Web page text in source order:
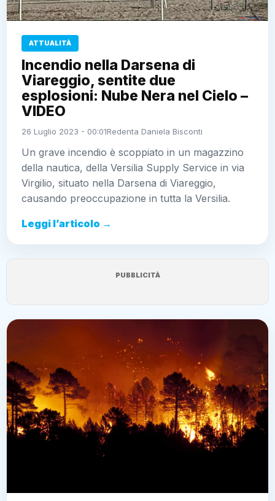
ATTUALITÀ
Incendio nella Darsena di
Viareggio, sentite due
esplosioni: Nube Nera nel Cielo –
VIDEO
26 Luglio 2023 - 00:01Redenta Daniela Bisconti
Un grave incendio è scoppiato in un magazzino
della nautica, della Versilia Supply Service in via
Virgilio, situato nella Darsena di Viareggio,
causando preoccupazione in tutta la Versilia.
Leggi l’articolo →
PUBBLICITÀ